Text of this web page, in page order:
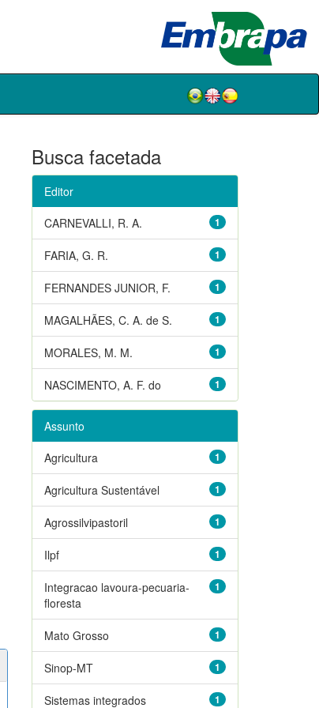
Busca facetada
Editor
1
CARNEVALLI, R. A.
1
FARIA, G. R.
1
FERNANDES JUNIOR, F.
1
MAGALHÃES, C. A. de S.
1
MORALES, M. M.
1
NASCIMENTO, A. F. do
Assunto
1
Agricultura
1
Agricultura Sustentável
1
Agrossilvipastoril
1
Ilpf
1
Integracao lavoura-pecuaria-
floresta
1
Mato Grosso
1
Sinop-MT
1
Sistemas integrados